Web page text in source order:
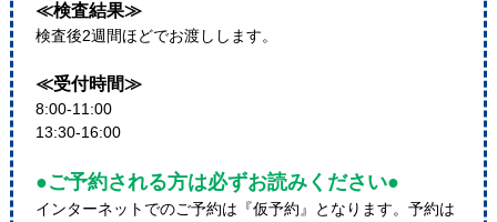
≪検査結果≫
検査後2週間ほどでお渡しします。
≪受付時間≫
8:00-11:00
13:30-16:00
●ご予約される方は必ずお読みください●
インターネットでのご予約は『仮予約』となります。予約は